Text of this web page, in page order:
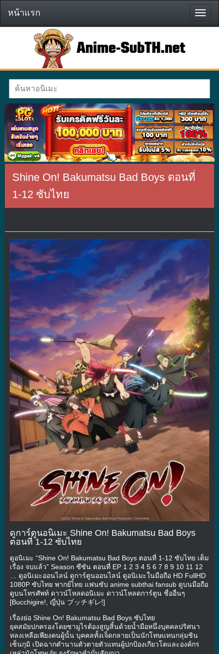
หน้า
แรก
หน้าแรก
Shine On! Bakumatsu Bad Boys ตอนที่
1-12 ซับไทย
ดูการ์ตูนอนิเมะ Shine On! Bakumatsu Bad Boys
ตอนที่ 1-12 ซับไทย
ดูอนิเมะ “Shine On! Bakumatsu Bad Boys ตอนที่ 1-12 ซับไทย เต็ม
เรื่อง จบแล้ว” Season ซีซัน ตอนที่ EP 1 2 3 4 5 6 7 8 9 10 11 12
… ดูอนิเมะออนไลน์ ดูการ์ตูนออนไลน์ ดูอนิเมะในมือถือ HD FullHD
1080P ซับไทย พากย์ไทย แฟนซับ anime subthai fansub ดูบนมือถือ
ดูบนโทรศัพท์ ดาวน์โหลดอนิเมะ ดาวน์โหลดการ์ตูน ชื่ออื่นๆ
[Bucchigire!, ญี่ปุ่น ブッチギレ!]
เรื่องย่อ Shine On! Bakumatsu Bad Boys ซับไทย
ยุคสมัยปกครองโดยซามูไรต้องสูญสิ้นด้วยน้ำมือหนึ่งบุคคลปริศนา
หลงเหลือเพียงคนผู้นั้น บุคคลทั้งเจ็ดกลายเป็นนักโทษแทนกลุ่มชิน
เซ็นกุมิ เปิดฉากตำนานตัวตายตัวแทนผู้ปกป้องเกียวโตและองค์กร